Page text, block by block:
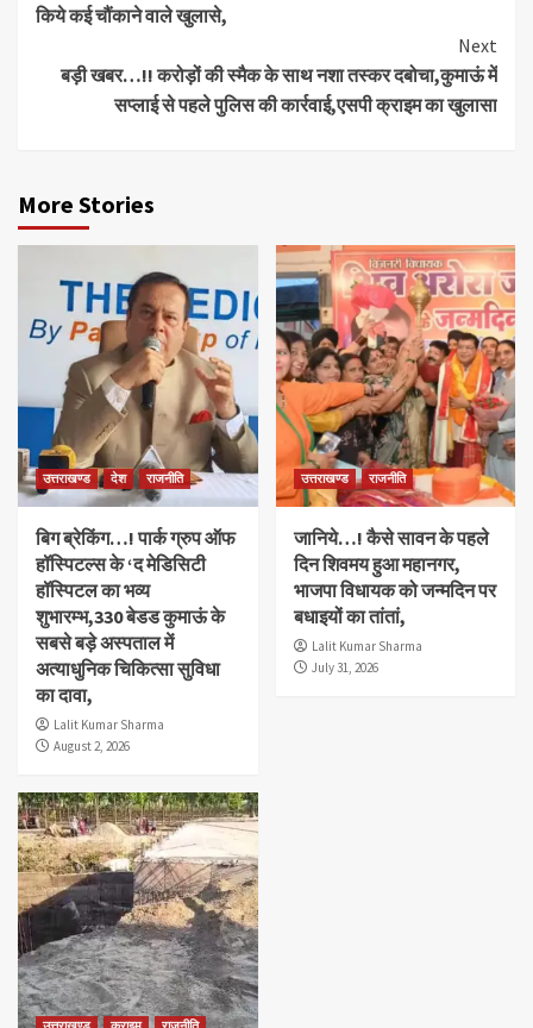
किये कई चौंकाने वाले खुलासे,
Next
बड़ी खबर…!! करोड़ों की स्मैक के साथ नशा तस्कर दबोचा,कुमाऊं में
सप्लाई से पहले पुलिस की कार्रवाई,एसपी क्राइम का खुलासा
More Stories
उत्तराखण्ड देश राजनीति
बिग ब्रेकिंग…! पार्क ग्रुप ऑफ
हॉस्पिटल्स के ‘द मेडिसिटी
हॉस्पिटल का भव्य
शुभारम्भ,330 बेडड कुमाऊं के
सबसे बड़े अस्पताल में
अत्याधुनिक चिकित्सा सुविधा
का दावा,
Lalit Kumar Sharma
August 2, 2026
उत्तराखण्ड राजनीति
जानिये…! कैसे सावन के पहले
दिन शिवमय हुआ महानगर,
भाजपा विधायक को जन्मदिन पर
बधाइयों का तांतां,
Lalit Kumar Sharma
July 31, 2026